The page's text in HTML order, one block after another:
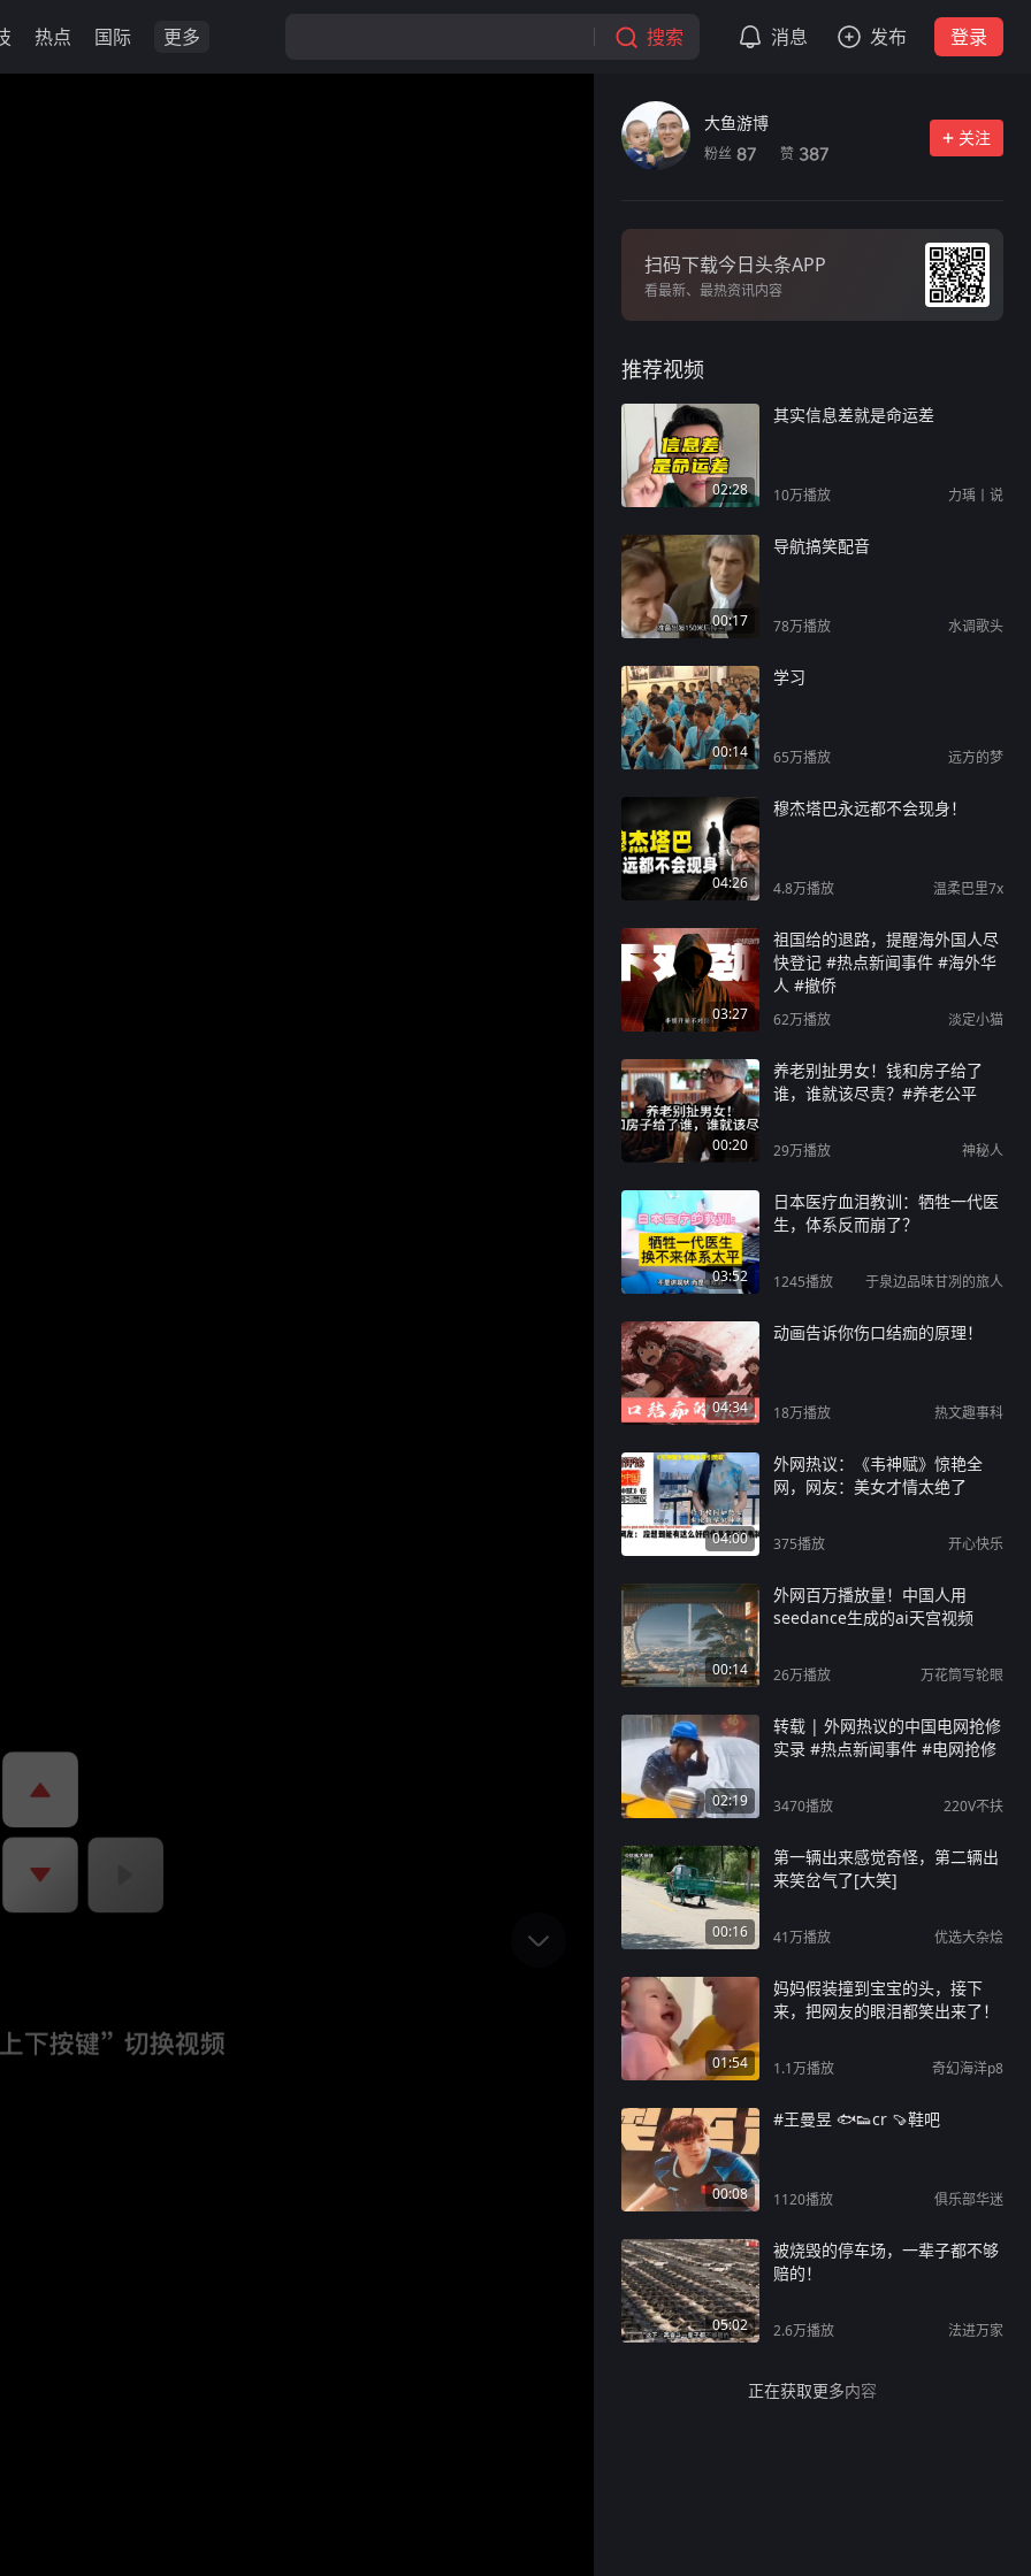
热点 国际 更多 搜索 消息 发布 登录
大鱼游博
粉丝 87 赞 387
关注
扫码下载今日头条APP
看最新、最热资讯内容
推荐视频
02:28
其实信息差就是命运差
10万播放 力瑀丨说
00:17
导航搞笑配音
78万播放 水调歌头
00:14
学习
65万播放 远方的梦
04:26
穆杰塔巴永远都不会现身！
4.8万播放 温柔巴里7x
03:27
祖国给的退路，提醒海外国人尽
快登记 #热点新闻事件 #海外华
人 #撤侨
62万播放 淡定小猫
00:20
养老别扯男女！钱和房子给了
谁，谁就该尽责？#养老公平
29万播放 神秘人
03:52
日本医疗血泪教训：牺牲一代医
生，体系反而崩了？
1245播放 于泉边品味甘冽的旅人
04:34
动画告诉你伤口结痂的原理！
18万播放 热文趣事科
04:00
外网热议：《韦神赋》惊艳全
网，网友：美女才情太绝了
375播放 开心快乐
00:14
外网百万播放量！中国人用
seedance生成的ai天宫视频
26万播放 万花筒写轮眼
02:19
转载 | 外网热议的中国电网抢修
实录 #热点新闻事件 #电网抢修
3470播放 220V不扶
00:16
第一辆出来感觉奇怪，第二辆出
来笑岔气了[大笑]
41万播放 优选大杂烩
01:54
妈妈假装撞到宝宝的头，接下
来，把网友的眼泪都笑出来了！
1.1万播放 奇幻海洋p8
00:08
#王曼昱 🐟👟cr 🍠鞋吧
1120播放 俱乐部华迷
05:02
被烧毁的停车场，一辈子都不够
赔的！
2.6万播放 法进万家
正在获取更多内容